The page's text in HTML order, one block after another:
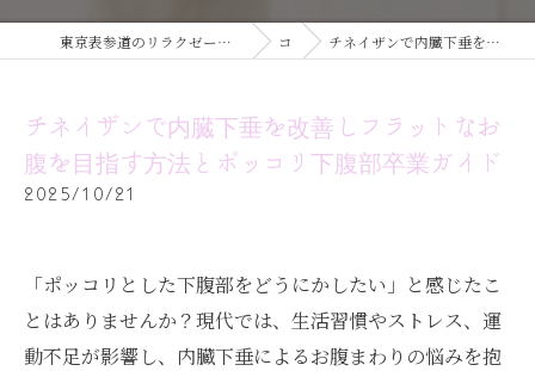
東京表参道のリラクゼーションならチネイザン / ボディ & マインドケアサロン ka-na-me コラム チネイザンで内臓下垂を改善しフラットなお腹を目指す方法とポッコリ下腹部卒業ガイド
チネイザンで内臓下垂を改善しフラットなお
腹を目指す方法とポッコリ下腹部卒業ガイド
2025/10/21
「ポッコリとした下腹部をどうにかしたい」と感じたこ
とはありませんか？現代では、生活習慣やストレス、運
動不足が影響し、内臓下垂によるお腹まわりの悩みを抱